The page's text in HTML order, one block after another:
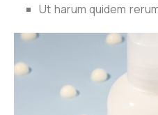
Ut harum quidem